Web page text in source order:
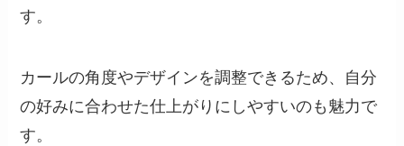
す。
カールの角度やデザインを調整できるため、自分
の好みに合わせた仕上がりにしやすいのも魅力で
す。